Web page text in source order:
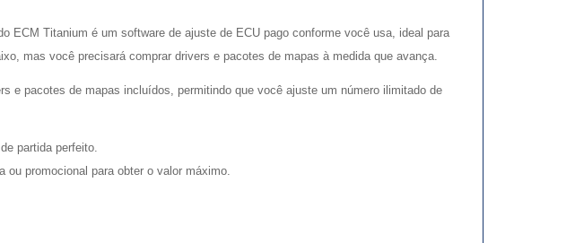
ECM Titanium é um software de ajuste de ECU pago conforme você usa, ideal para
mas você precisará comprar drivers e pacotes de mapas à medida que avança.
e pacotes de mapas incluídos, permitindo que você ajuste um número ilimitado de
partida perfeito.
ou promocional para obter o valor máximo.